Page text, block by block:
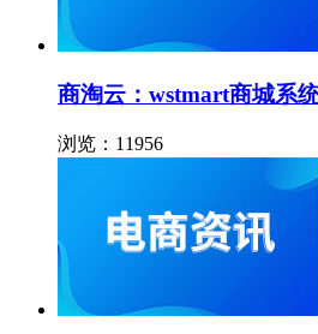
商淘云：wstmart商城系
浏览：11956